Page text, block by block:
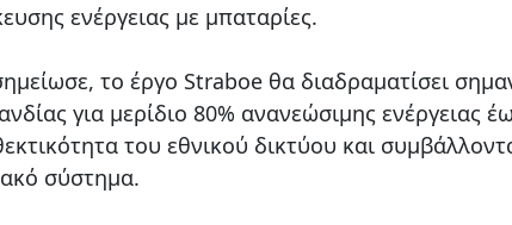
ενέργειας με μπαταρίες.
το έργο Straboe θα διαδραματίσει
για μερίδιο 80% ανανεώσιμης ενέργειας
του εθνικού δικτύου και
σύστημα.